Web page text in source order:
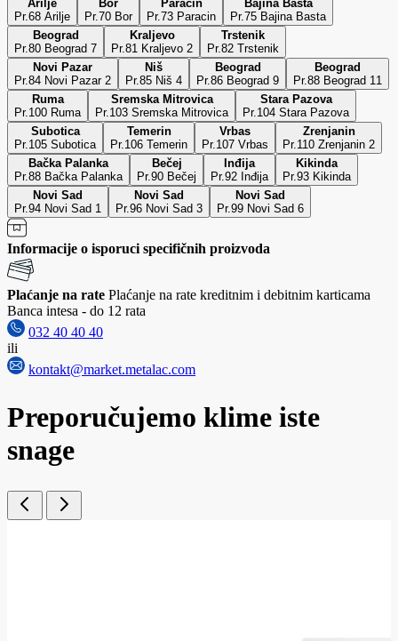
Arilje
Pr.68 Arilje
Bor
Pr.70 Bor
Paraćin
Pr.73 Paracin
Bajina Bašta
Pr.75 Bajina Basta
Beograd
Pr.80 Beograd 7
Kraljevo
Pr.81 Kraljevo 2
Trstenik
Pr.82 Trstenik
Novi Pazar
Pr.84 Novi Pazar 2
Niš
Pr.85 Niš 4
Beograd
Pr.86 Beograd 9
Beograd
Pr.88 Beograd 11
Ruma
Pr.100 Ruma
Sremska Mitrovica
Pr.103 Sremska Mitrovica
Stara Pazova
Pr.104 Stara Pazova
Subotica
Pr.105 Subotica
Temerin
Pr.106 Temerin
Vrbas
Pr.107 Vrbas
Zrenjanin
Pr.110 Zrenjanin 2
Bačka Palanka
Pr.88 Bačka Palanka
Bečej
Pr.90 Bečej
Inđija
Pr.92 Inđija
Kikinda
Pr.93 Kikinda
Novi Sad
Pr.94 Novi Sad 1
Novi Sad
Pr.96 Novi Sad 3
Novi Sad
Pr.99 Novi Sad 6
Informacije o isporuci specifičnih proizvoda
Plaćanje na rate Plaćanje na rate kreditnim i debitnim karticama
Banca intesa - do 12 rata
032 40 40 40
ili
kontakt@market.metalac.com
Preporučujemo klime iste
snage